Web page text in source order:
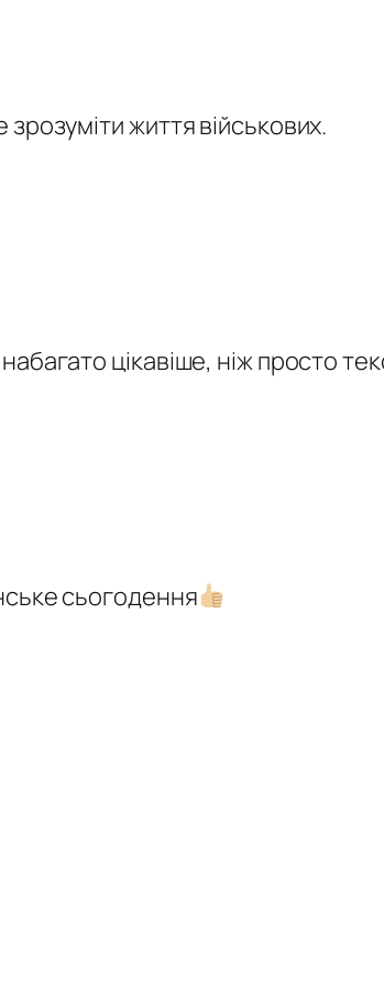
життя військових.
цікавіше, ніж просто
сьогодення